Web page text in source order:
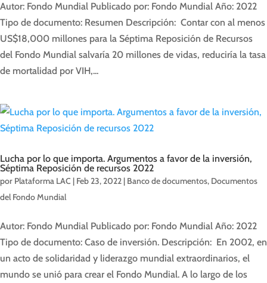
Autor: Fondo Mundial Publicado por: Fondo Mundial Año: 2022
Tipo de documento: Resumen Descripción: Contar con al menos
US$18,000 millones para la Séptima Reposición de Recursos
del Fondo Mundial salvaría 20 millones de vidas, reduciría la tasa
de mortalidad por VIH,...
Lucha por lo que importa. Argumentos a favor de la inversión,
Séptima Reposición de recursos 2022
por Plataforma LAC | Feb 23, 2022 | Banco de documentos, Documentos
del Fondo Mundial
Autor: Fondo Mundial Publicado por: Fondo Mundial Año: 2022
Tipo de documento: Caso de inversión. Descripción: En 2002, en
un acto de solidaridad y liderazgo mundial extraordinarios, el
mundo se unió para crear el Fondo Mundial. A lo largo de los